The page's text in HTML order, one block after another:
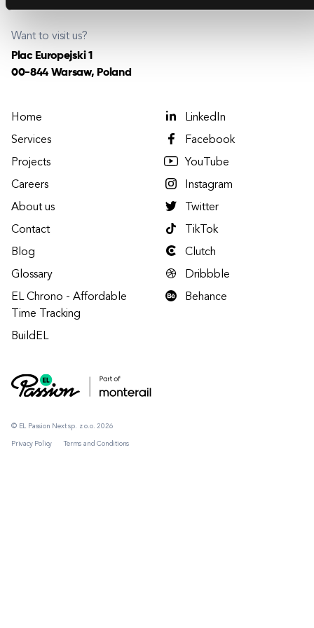
Want to visit us?
Plac Europejski 1
00-844 Warsaw, Poland
© EL Passion Next sp. z o.o. 2026
Privacy Policy Terms and Conditions
Home
Services
Projects
Careers
About us
Contact
Blog
Glossary
EL Chrono - Affordable
Time Tracking
BuildEL
LinkedIn
Facebook
YouTube
Instagram
Twitter
TikTok
Clutch
Dribbble
Behance